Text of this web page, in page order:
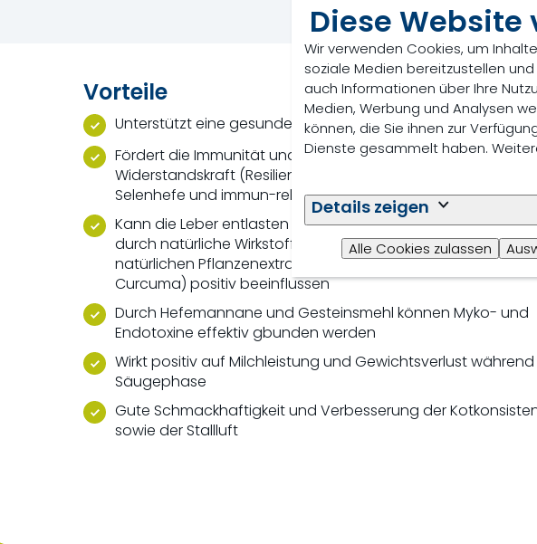
Diese Website
Wir verwenden Cookies, um
soziale Medien bereitzustellen
auch Informationen über Ihre
Medien, Werbung und Analysen
können, die Sie ihnen zur
Dienste gesammelt haben.
Details zeigen
Alle Cookies zulassen
Vorteile
Unterstützt eine gesunde Darmflora
Fördert die Immunität und unterstützt die körpereigene
Widerstandskraft (Resilienz) durch natürliche Antioxidantien,
Selenhefe und immun-relevante Vitamine
Kann die Leber entlasten und entzündliche Prozesse im
durch natürliche Wirkstoffkomplexe aus ätherischen Ölen
natürlichen Pflanzenextrakten (Oregano, Thymian,
Curcuma) positiv beeinflussen
Durch Hefemannane und Gesteinsmehl können Myko- und
Endotoxine effektiv gbunden werden
Wirkt positiv auf Milchleistung und Gewichtsverlust
Säugephase
Gute Schmackhaftigkeit und Verbesserung der
sowie der Stallluft